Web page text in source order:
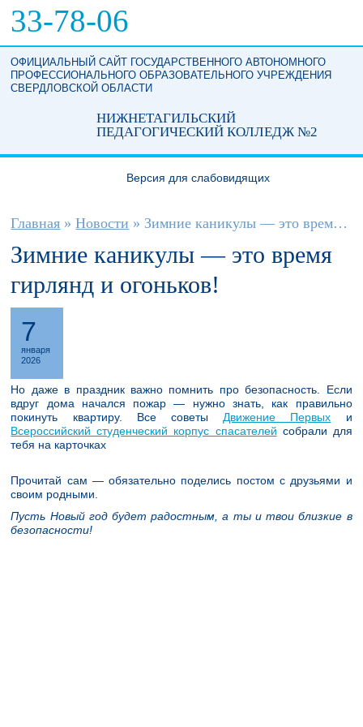
33-78-06
ОФИЦИАЛЬНЫЙ САЙТ ГОСУДАРСТВЕННОГО АВТОНОМНОГО
ПРОФЕССИОНАЛЬНОГО ОБРАЗОВАТЕЛЬНОГО УЧРЕЖДЕНИЯ
СВЕРДЛОВСКОЙ ОБЛАСТИ
НИЖНЕТАГИЛЬСКИЙ
ПЕДАГОГИЧЕСКИЙ КОЛЛЕДЖ №2
Версия для слабовидящих
Вы здесь
Главная » Новости » Зимние каникулы — это время гирлянд и...
Зимние каникулы — это время
гирлянд и огоньков!
7
января
2026
Но даже в праздник важно помнить про безопасность. Если
вдруг дома начался пожар — нужно знать, как правильно
покинуть квартиру. Все советы Движение Первых и
Всероссийский студенческий корпус спасателей собрали для
тебя на карточках
Прочитай сам —обязательно поделись постом с друзьями и
своим родными.
Пусть Новый год будет радостным, а ты и твои близкие в
безопасности!